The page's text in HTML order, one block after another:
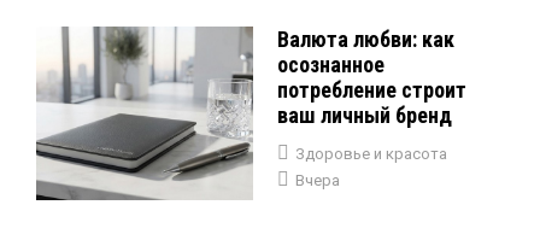
Валюта любви: как
осознанное
потребление строит
ваш личный бренд
Здоровье и красота
Вчера